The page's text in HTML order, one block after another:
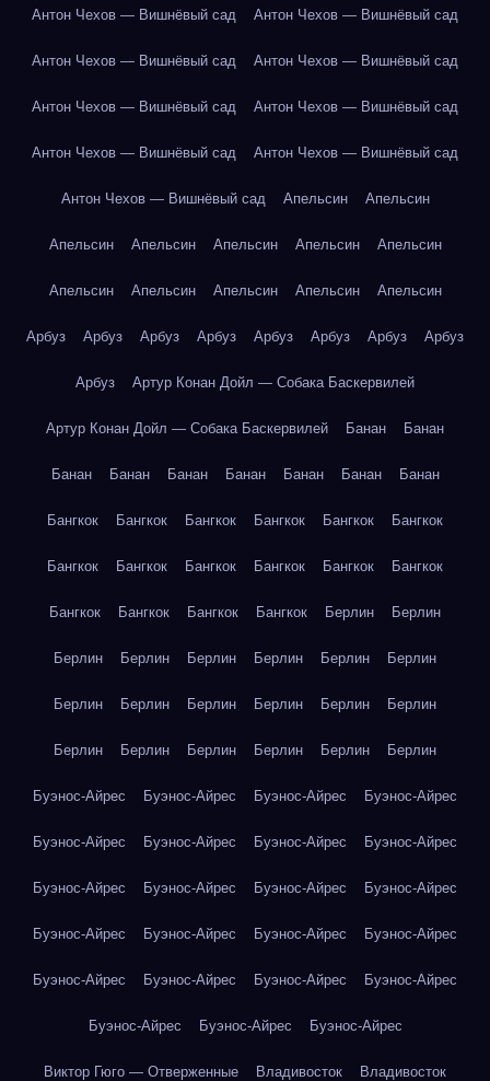
Антон Чехов — Вишнёвый сад Антон Чехов — Вишнёвый сад
Антон Чехов — Вишнёвый сад Антон Чехов — Вишнёвый сад
Антон Чехов — Вишнёвый сад Антон Чехов — Вишнёвый сад
Антон Чехов — Вишнёвый сад Антон Чехов — Вишнёвый сад
Антон Чехов — Вишнёвый сад Апельсин Апельсин
Апельсин Апельсин Апельсин Апельсин Апельсин
Апельсин Апельсин Апельсин Апельсин Апельсин
Арбуз Арбуз Арбуз Арбуз Арбуз Арбуз Арбуз Арбуз
Арбуз Артур Конан Дойл — Собака Баскервилей
Артур Конан Дойл — Собака Баскервилей Банан Банан
Банан Банан Банан Банан Банан Банан Банан
Бангкок Бангкок Бангкок Бангкок Бангкок Бангкок
Бангкок Бангкок Бангкок Бангкок Бангкок Бангкок
Бангкок Бангкок Бангкок Бангкок Берлин Берлин
Берлин Берлин Берлин Берлин Берлин Берлин
Берлин Берлин Берлин Берлин Берлин Берлин
Берлин Берлин Берлин Берлин Берлин Берлин
Буэнос-Айрес Буэнос-Айрес Буэнос-Айрес Буэнос-Айрес
Буэнос-Айрес Буэнос-Айрес Буэнос-Айрес Буэнос-Айрес
Буэнос-Айрес Буэнос-Айрес Буэнос-Айрес Буэнос-Айрес
Буэнос-Айрес Буэнос-Айрес Буэнос-Айрес Буэнос-Айрес
Буэнос-Айрес Буэнос-Айрес Буэнос-Айрес Буэнос-Айрес
Буэнос-Айрес Буэнос-Айрес Буэнос-Айрес
Виктор Гюго — Отверженные Владивосток Владивосток